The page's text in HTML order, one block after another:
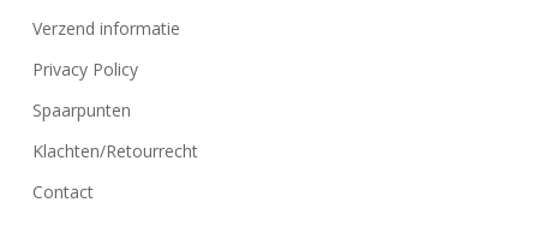
Verzend informatie
Privacy Policy
Spaarpunten
Klachten/Retourrecht
Contact